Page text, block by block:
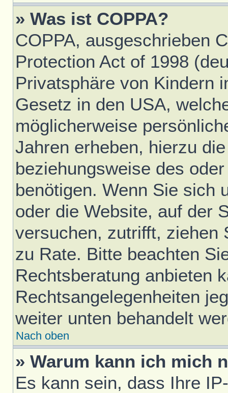
» Was ist COPPA?
COPPA, ausgeschrieben
Protection Act of 1998
Privatsphäre von Kindern
Gesetz in den USA,
möglicherweise
Jahren erheben, hierzu
beziehungsweise des
benötigen. Wenn Sie sich
oder die Website, auf der
versuchen, zutrifft, ziehen
zu Rate. Bitte beachten
Rechtsberatung anbieten
Rechtsangelegenheiten
weiter unten behandelt
Nach oben
» Warum kann ich mich
Es kann sein, dass Ihre